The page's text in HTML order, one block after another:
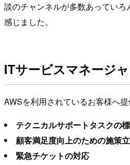
談のチャンネルが多数あっていろ
感じました。
ITサービスマネージ
AWSを利用されているお客様へ
テクニカルサポートタスクの
顧客満足度向上のための施策
緊急チケットの対応